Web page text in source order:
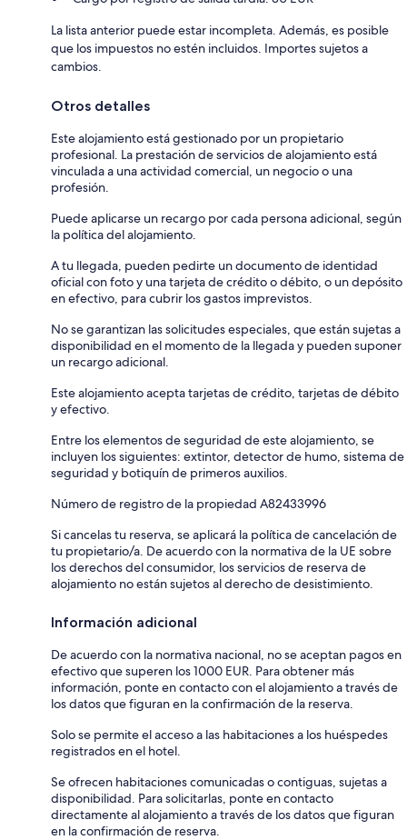
La lista anterior puede estar incompleta. Además, es posible
que los impuestos no estén incluidos. Importes sujetos a
cambios.
Otros detalles
Este alojamiento está gestionado por un propietario
profesional. La prestación de servicios de alojamiento está
vinculada a una actividad comercial, un negocio o una
profesión.
Puede aplicarse un recargo por cada persona adicional, según
la política del alojamiento.
A tu llegada, pueden pedirte un documento de identidad
oficial con foto y una tarjeta de crédito o débito, o un depósito
en efectivo, para cubrir los gastos imprevistos.
No se garantizan las solicitudes especiales, que están sujetas a
disponibilidad en el momento de la llegada y pueden suponer
un recargo adicional.
Este alojamiento acepta tarjetas de crédito, tarjetas de débito
y efectivo.
Entre los elementos de seguridad de este alojamiento, se
incluyen los siguientes: extintor, detector de humo, sistema de
seguridad y botiquín de primeros auxilios.
Número de registro de la propiedad A82433996
Si cancelas tu reserva, se aplicará la política de cancelación de
tu propietario/a. De acuerdo con la normativa de la UE sobre
los derechos del consumidor, los servicios de reserva de
alojamiento no están sujetos al derecho de desistimiento.
Información adicional
De acuerdo con la normativa nacional, no se aceptan pagos en
efectivo que superen los 1000 EUR. Para obtener más
información, ponte en contacto con el alojamiento a través de
los datos que figuran en la confirmación de la reserva.
Solo se permite el acceso a las habitaciones a los huéspedes
registrados en el hotel.
Se ofrecen habitaciones comunicadas o contiguas, sujetas a
disponibilidad. Para solicitarlas, ponte en contacto
directamente al alojamiento a través de los datos que figuran
en la confirmación de reserva.